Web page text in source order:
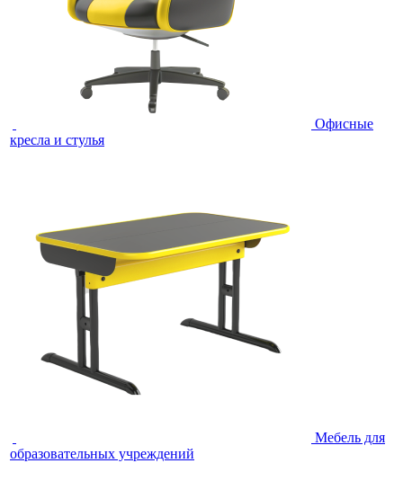
Офисные
кресла и стулья
Мебель для
образовательных учреждений